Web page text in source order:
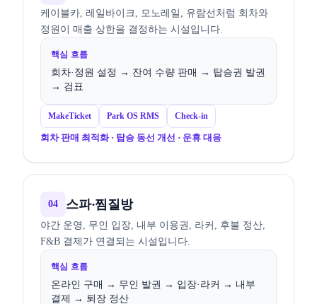
케이블카, 레일바이크, 모노레일, 유람선처럼 회차와
정원이 매출 상한을 결정하는 시설입니다.
핵심 흐름
회차·정원 설정 → 잔여 수량 판매 → 탑승권 발권
→ 검표
MakeTicket Park OS RMS Check-in
회차 판매 최적화 · 탑승 동선 개선 · 운휴 대응
04 스파·찜질방
야간 운영, 무인 입장, 내부 이용권, 라커, 후불 정산,
F&B 결제가 연결되는 시설입니다.
핵심 흐름
온라인 구매 → 무인 발권 → 입장·라커 → 내부
결제 → 퇴장 정산